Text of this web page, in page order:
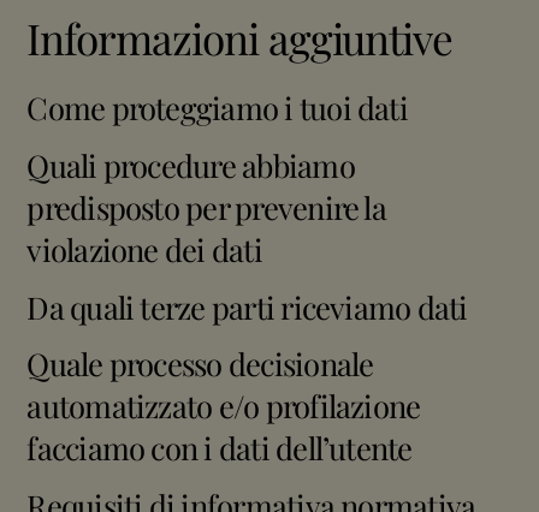
Informazioni aggiuntive
Come proteggiamo i tuoi dati
Quali procedure abbiamo
predisposto per prevenire la
violazione dei dati
Da quali terze parti riceviamo dati
Quale processo decisionale
automatizzato e/o profilazione
facciamo con i dati dell’utente